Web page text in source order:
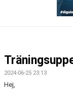
MEDLEMSANMÄLAN
2024-06-25 23:13
Hej,